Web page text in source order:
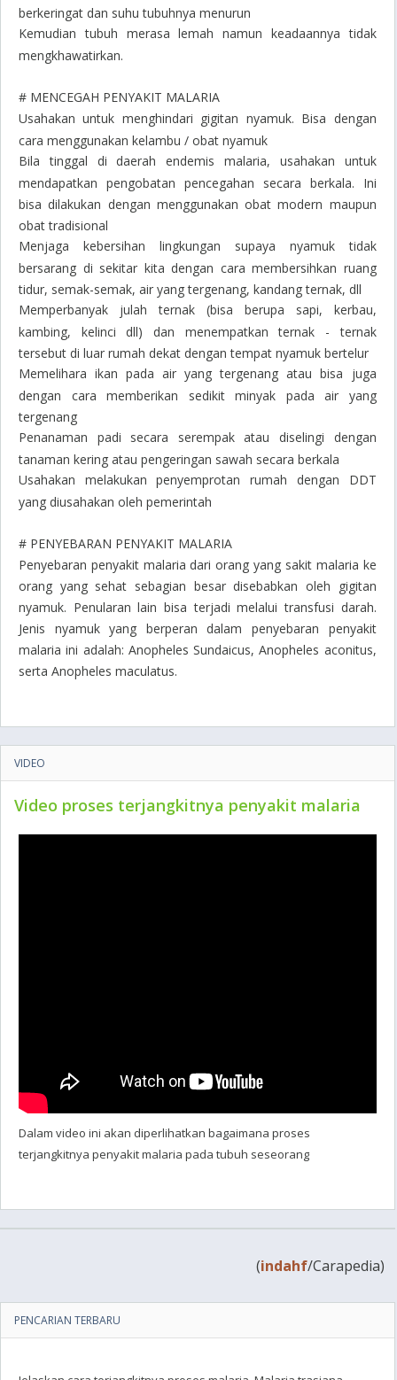
berkeringat dan suhu tubuhnya menurun
Kemudian tubuh merasa lemah namun keadaannya tidak
mengkhawatirkan.
# MENCEGAH PENYAKIT MALARIA
Usahakan untuk menghindari gigitan nyamuk. Bisa dengan
cara menggunakan kelambu / obat nyamuk
Bila tinggal di daerah endemis malaria, usahakan untuk
mendapatkan pengobatan pencegahan secara berkala. Ini
bisa dilakukan dengan menggunakan obat modern maupun
obat tradisional
Menjaga kebersihan lingkungan supaya nyamuk tidak
bersarang di sekitar kita dengan cara membersihkan ruang
tidur, semak-semak, air yang tergenang, kandang ternak, dll
Memperbanyak julah ternak (bisa berupa sapi, kerbau,
kambing, kelinci dll) dan menempatkan ternak - ternak
tersebut di luar rumah dekat dengan tempat nyamuk bertelur
Memelihara ikan pada air yang tergenang atau bisa juga
dengan cara memberikan sedikit minyak pada air yang
tergenang
Penanaman padi secara serempak atau diselingi dengan
tanaman kering atau pengeringan sawah secara berkala
Usahakan melakukan penyemprotan rumah dengan DDT
yang diusahakan oleh pemerintah
# PENYEBARAN PENYAKIT MALARIA
Penyebaran penyakit malaria dari orang yang sakit malaria ke
orang yang sehat sebagian besar disebabkan oleh gigitan
nyamuk. Penularan lain bisa terjadi melalui transfusi darah.
Jenis nyamuk yang berperan dalam penyebaran penyakit
malaria ini adalah: Anopheles Sundaicus, Anopheles aconitus,
serta Anopheles maculatus.
VIDEO
Video proses terjangkitnya penyakit malaria
Dalam video ini akan diperlihatkan bagaimana proses
terjangkitnya penyakit malaria pada tubuh seseorang
(indahf/Carapedia)
PENCARIAN TERBARU